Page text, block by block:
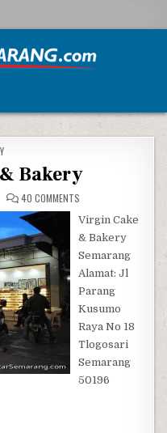
IN
Bakery
40 COMMENTSON VIRGIN CAKE &
Virgin Cake
& Bakery
Semarang
Alamat: Jl
Parang
Kusumo
Raya No 18
Tlogosari
Semarang
50196